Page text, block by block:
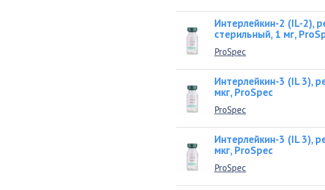
Интерлейкин-2 (IL-2),
стерильный, 1 мг,
ProSpec
Интерлейкин-3 (IL 3),
мкг, ProSpec
ProSpec
Интерлейкин-3 (IL 3),
мкг, ProSpec
ProSpec